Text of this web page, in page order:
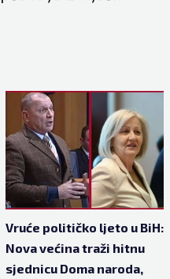
Vruće političko ljeto u BiH:
Nova većina traži hitnu
sjednicu Doma naroda,